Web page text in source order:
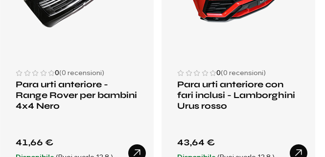
0(0 recensioni)
Para urti anteriore -
Range Rover per bambini
4x4 Nero
41,66 €
0(0 recensioni)
Para urti anteriore con
fari inclusi - Lamborghini
Urus rosso
43,64 €